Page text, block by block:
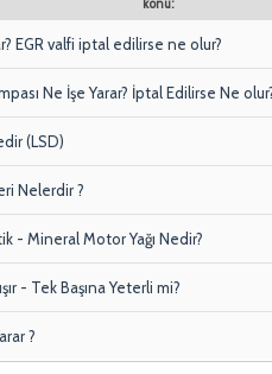
EGR valfi iptal edilirse ne olur?
Ne İşe Yarar? İptal Edilirse Ne
(LSD)
Nelerdir ?
- Mineral Motor Yağı Nedir?
- Tek Başına Yeterli mi?
?